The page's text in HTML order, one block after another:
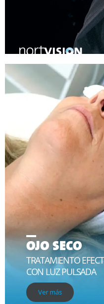
OJO SECO
TRATAMIENTO
CON LUZ PULSADA
Ver más